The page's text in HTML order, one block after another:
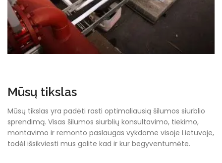
Mūsų tikslas
Mūsų tikslas yra padėti rasti optimaliausią šilumos siurblio
sprendimą. Visas šilumos siurblių konsultavimo, tiekimo,
montavimo ir remonto paslaugas vykdome visoje Lietuvoje,
todėl išsikviesti mus galite kad ir kur begyventumėte.